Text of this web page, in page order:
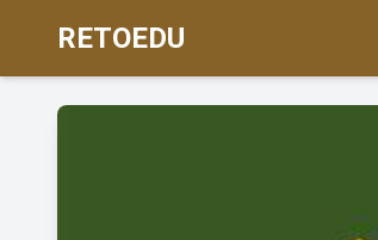
RETOEDU